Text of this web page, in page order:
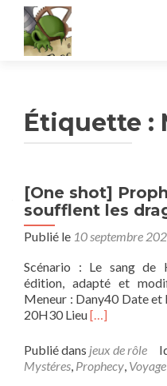
Étiquette :
[One shot]
soufflent les
Publié le 10 septembre
Scénario : Le sang de
édition, adapté et
Meneur : Dany40 Date et
20H30 LieuEn
plus
sur[One
shot]
[…]
Publié dans jeux de rôle
Mystéres, Prophecy, Voyage